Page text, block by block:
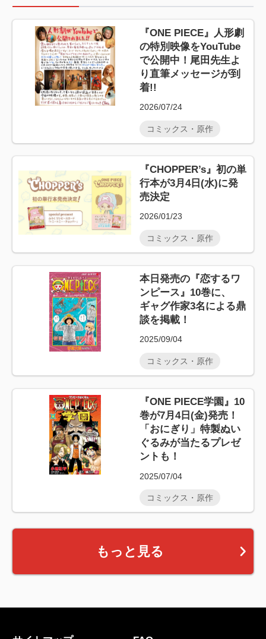
『ONE PIECE』人形劇
の特別映像をYouTube
で公開中！尾田先生よ
り直筆メッセージが到
着!!
2026/07/24
コミックス・原作
『CHOPPER’s』初の単
行本が3月4日(水)に発
売決定
2026/01/23
コミックス・原作
本日発売の『恋するワ
ンピース』10巻に、
ギャグ作家3名による鼎
談を掲載！
2025/09/04
コミックス・原作
『ONE PIECE学園』10
巻が7月4日(金)発売！
「おにぎり」特製ぬい
ぐるみが当たるプレゼ
ントも！
2025/07/04
コミックス・原作
もっと見る